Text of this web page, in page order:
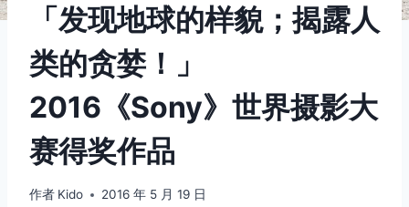
「发现地球的样貌；揭露人
类的贪婪！」
2016《Sony》世界摄影大
赛得奖作品
作者 Kido 2016 年 5 月 19 日